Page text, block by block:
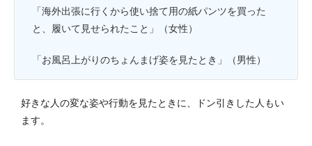
「海外出張に行くから使い捨て用の紙パンツを買った
と、履いて見せられたこと」（女性）
「お風呂上がりのちょんまげ姿を見たとき」（男性）
好きな人の変な姿や行動を見たときに、ドン引きした人もい
ます。